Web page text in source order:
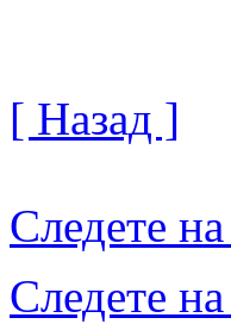
[ Назад ]
Следете
Следете